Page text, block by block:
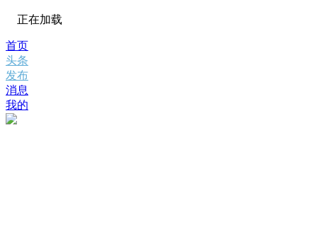
正在加载
首页
头条
发布
消息
我的